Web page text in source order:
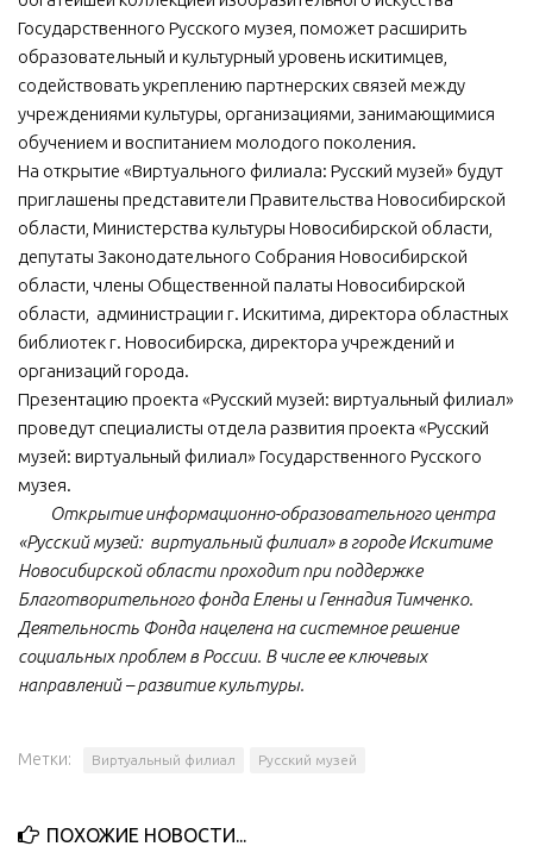
Государственного Русского музея, поможет расширить
образовательный и культурный уровень искитимцев,
содействовать укреплению партнерских связей между
учреждениями культуры, организациями, занимающимися
обучением и воспитанием молодого поколения.
На открытие «Виртуального филиала: Русский музей» будут
приглашены представители Правительства Новосибирской
области, Министерства культуры Новосибирской области,
депутаты Законодательного Собрания Новосибирской
области, члены Общественной палаты Новосибирской
области, администрации г. Искитима, директора областных
библиотек г. Новосибирска, директора учреждений и
организаций города.
Презентацию проекта «Русский музей: виртуальный филиал»
проведут специалисты отдела развития проекта «Русский
музей: виртуальный филиал» Государственного Русского
музея.
Открытие информационно-образовательного центра
«Русский музей: виртуальный филиал» в городе Искитиме
Новосибирской области проходит при поддержке
Благотворительного фонда Елены и Геннадия Тимченко.
Деятельность Фонда нацелена на системное решение
социальных проблем в России. В числе ее ключевых
направлений – развитие культуры.
Метки: Виртуальный филиал Русский музей
ПОХОЖИЕ НОВОСТИ...